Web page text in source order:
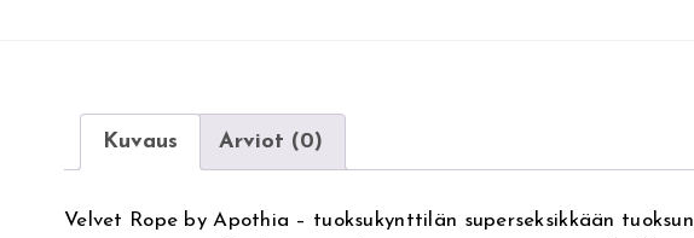
Kuvaus Arviot (0)
Velvet Rope by Apothia – tuoksukynttilän superseksikkään tuoksun